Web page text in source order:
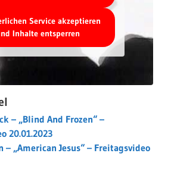
Service akzeptieren
Inhalte entsperren
– „Blind And Frozen“ –
20.01.2023
– „American Jesus“ – Freitagsvideo